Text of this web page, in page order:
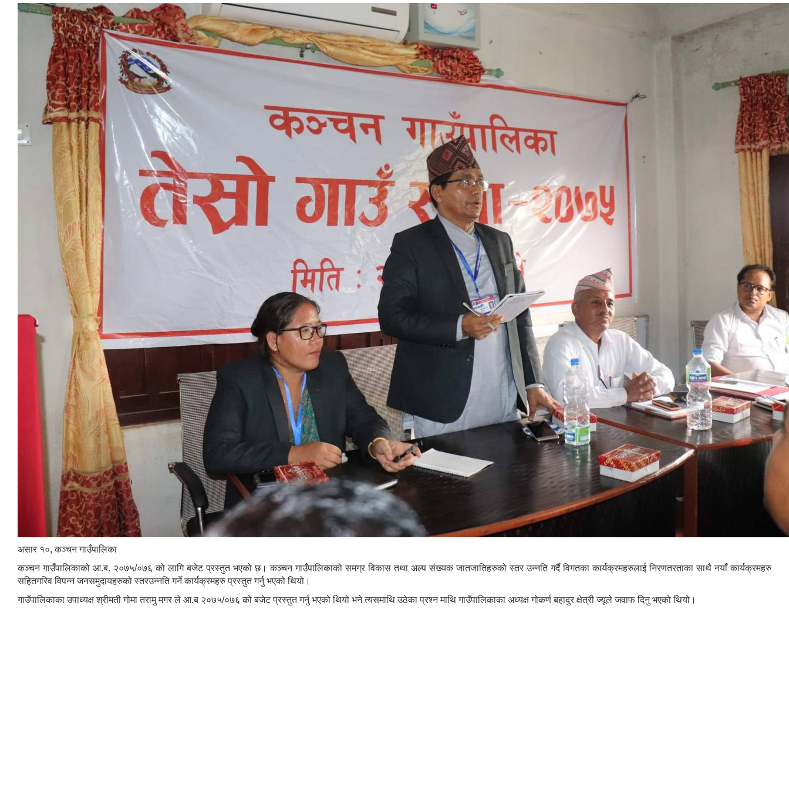
असार १०, कञ्चन गाउँपालिका
कञ्चन गाउँपालिकाको आ.ब. २०७५/०७६ को लागि बजेट प्रस्तुत भएको छ। कञ्चन गाउँपालिकाको समग्र विकास तथा अल्प संख्यक जातजातिहरुको स्तर उन्नति गर्दै विगतका कार्यक्रमहरुलाई निरणतरताका साथै नयाँ कार्यक्रमहरु
सहितगरिव विपन्न जनसमुदायहरुको स्तरउन्नति गर्ने कार्यक्रमहरु प्रस्तुत गर्नु भएको थियो।
गाउँपालिकाका उपाध्यक्ष श्रीमती गोमा तरामु मगर ले आ.ब २०७५/०७६ को बजेट प्रस्तुत गर्नु भएको थियो भने त्यसमाथि उठेका प्रश्न माथि गाउँपालिकाका अध्यक्ष गोकर्ण बहादुर क्षेत्री ज्यूले जवाफ दिनु भएको थियो।